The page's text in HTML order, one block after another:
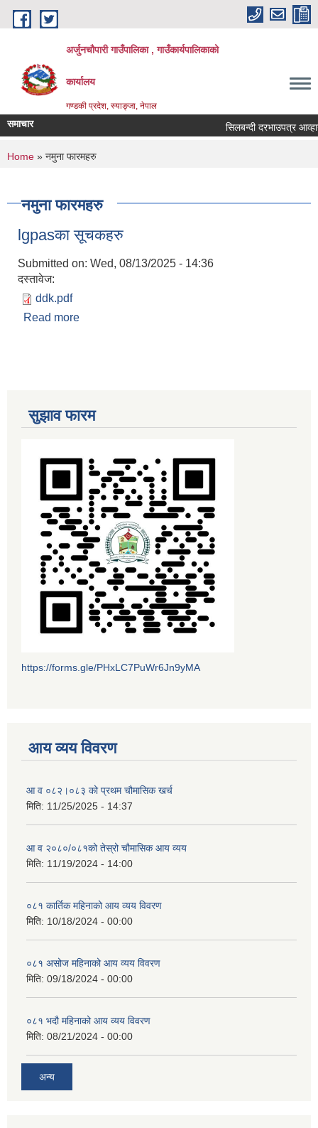
Skip to main content
अर्जुनचौपारी गाउँपालिका , गाउँकार्यपालिकाको
कार्यालय
गण्डकी प्रदेश, स्याङ्जा, नेपाल
समाचार सिलबन्दी दरभाउपत्र आव्हान
You are here
Home » नमुना फारमहरु
नमुना फारमहरु
lgpasका सूचकहरु
Submitted on: Wed, 08/13/2025 - 14:36
दस्तावेज:
ddk.pdf
Read more
सुझाव फारम
https://forms.gle/PHxLC7PuWr6Jn9yMA
आय व्यय विवरण
आ व ०८२।०८३ को प्रथम चौमासिक खर्च
मिति: 11/25/2025 - 14:37
आ व २०८०/०८१को तेस्रो चौमासिक आय व्यय
मिति: 11/19/2024 - 14:00
०८१ कार्तिक महिनाको आय व्यय विवरण
मिति: 10/18/2024 - 00:00
०८१ असोज महिनाको आय व्यय विवरण
मिति: 09/18/2024 - 00:00
०८१ भदौ महिनाको आय व्यय विवरण
मिति: 08/21/2024 - 00:00
अन्य